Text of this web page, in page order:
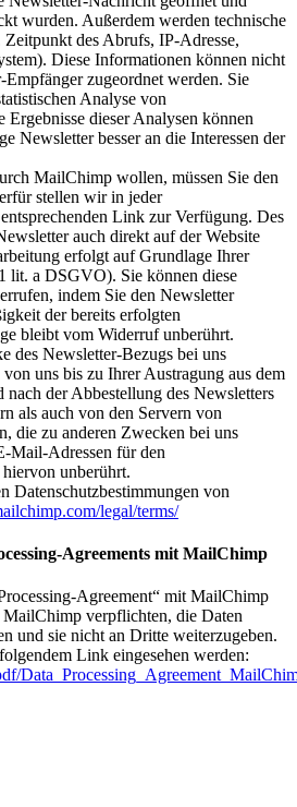
wurden. Außerdem werden technische
des Abrufs, IP‐Adresse,
Diese Informationen können nicht
zugeordnet werden. Sie
Analyse von
dieser Analysen können
Newsletter besser an die Interessen der
MailChimp wollen, müssen Sie den
stellen wir in jeder
Link zur Verfügung. Des
auch direkt auf der Website
erfolgt auf Grundlage Ihrer
a DSGVO). Sie können diese
indem Sie den Newsletter
der bereits erfolgten
bleibt vom Widerruf unberührt.
des Newsletter‐Bezugs bei uns
uns bis zu Ihrer Austragung aus dem
nach der Abbestellung des Newsletters
als auch von den Servern von
die zu anderen Zwecken bei uns
für den
unberührt.
Datenschutzbestimmungen von
legal/terms/
mit MailChimp
mit MailChimp
verpflichten, die Daten
und sie nicht an Dritte weiterzugeben.
Link eingesehen werden: